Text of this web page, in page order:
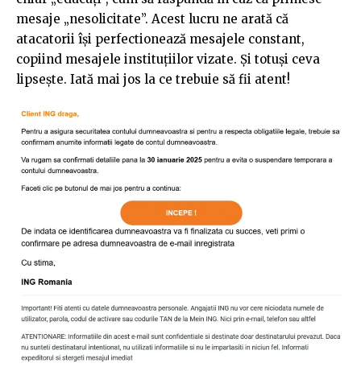
mesaje „nesolicitate”. Acest lucru ne arată că
atacatorii își perfectionează mesajele constant,
copiind mesajele instituțiilor vizate. Și totuși ceva
lipsește. Iată mai jos la ce trebuie să fii atent!